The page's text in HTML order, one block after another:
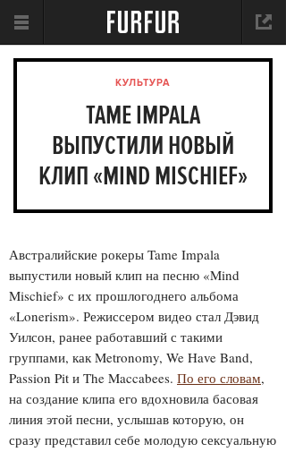
КУЛЬТУРА
TAME IMPALA
ВЫПУСТИЛИ НОВЫЙ
КЛИП «MIND MISCHIEF»
Австралийские рокеры Tame Impala
выпустили новый клип на песню «Mind
Mischief» с их прошлогоднего альбома
«Lonerism». Режиссером видео стал Дэвид
Уилсон, ранее работавший с такими
группами, как Metronomy, We Have Band,
Passion Pit и The Maccabees. По его словам,
на создание клипа его вдохновила басовая
линия этой песни, услышав которую, он
сразу представил себе молодую сексуальную